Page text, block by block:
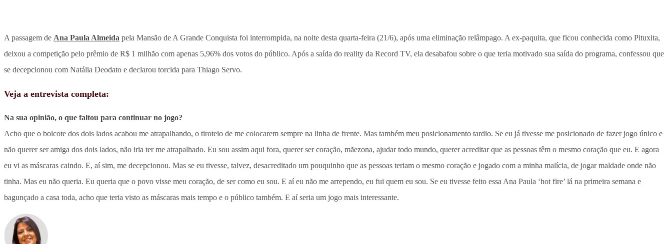
A passagem de Ana Paula Almeida pela Mansão de A Grande Conquista foi interrompida, na noite desta quarta-feira (21/6), após uma eliminação relâmpago. A ex-paquita, que ficou conhecida como Pituxita,
deixou a competição pelo prêmio de R$ 1 milhão com apenas 5,96% dos votos do público. Após a saída do reality da Record TV, ela desabafou sobre o que teria motivado sua saída do programa, confessou que
se decepcionou com Natália Deodato e declarou torcida para Thiago Servo.
Veja a entrevista completa:
Na sua opinião, o que faltou para continuar no jogo?
Acho que o boicote dos dois lados acabou me atrapalhando, o tiroteio de me colocarem sempre na linha de frente. Mas também meu posicionamento tardio. Se eu já tivesse me posicionado de fazer jogo único e
não querer ser amiga dos dois lados, não iria ter me atrapalhado. Eu sou assim aqui fora, querer ser coração, mãezona, ajudar todo mundo, querer acreditar que as pessoas têm o mesmo coração que eu. E agora
eu vi as máscaras caindo. E, aí sim, me decepcionou. Mas se eu tivesse, talvez, desacreditado um pouquinho que as pessoas teriam o mesmo coração e jogado com a minha malícia, de jogar maldade onde não
tinha. Mas eu não queria. Eu queria que o povo visse meu coração, de ser como eu sou. E aí eu não me arrependo, eu fui quem eu sou. Se eu tivesse feito essa Ana Paula ‘hot fire’ lá na primeira semana e
bagunçado a casa toda, acho que teria visto as máscaras mais tempo e o público também. E aí seria um jogo mais interessante.